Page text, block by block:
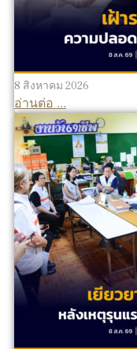
8 สิงหาคม 2026
อ่านต่อ ...